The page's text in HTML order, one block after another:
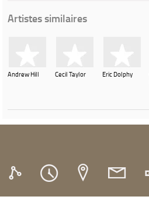
Artistes similaires
Andrew Hill Cecil Taylor Eric Dolphy